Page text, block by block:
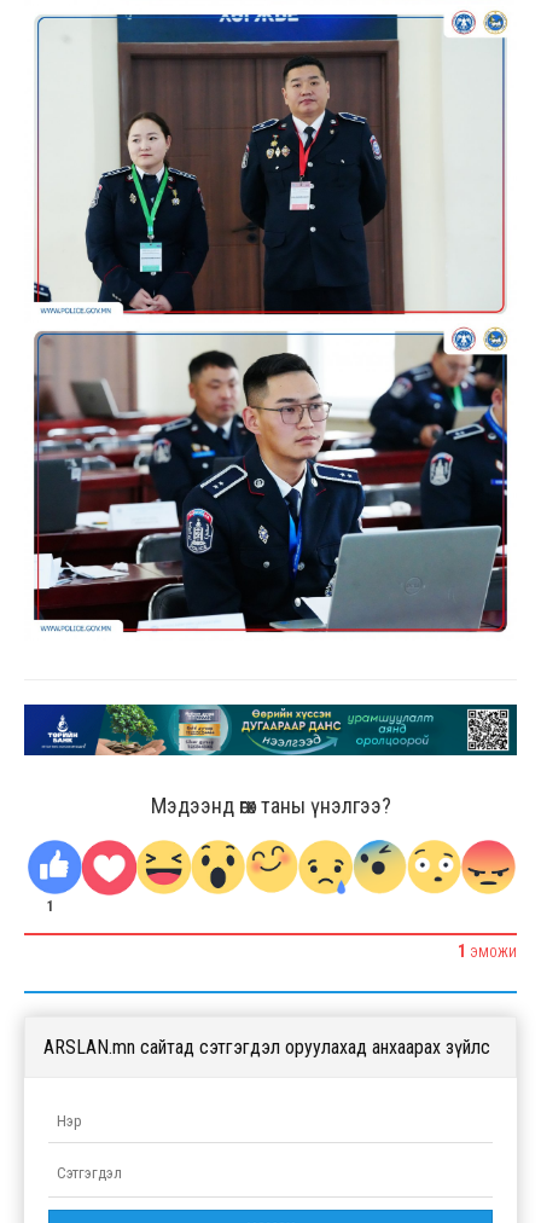
Мэдээнд өгөх таны үнэлгээ?
1
1 ЭМОЖИ
ARSLAN.mn сайтад сэтгэгдэл оруулахад анхаарах зүйлс